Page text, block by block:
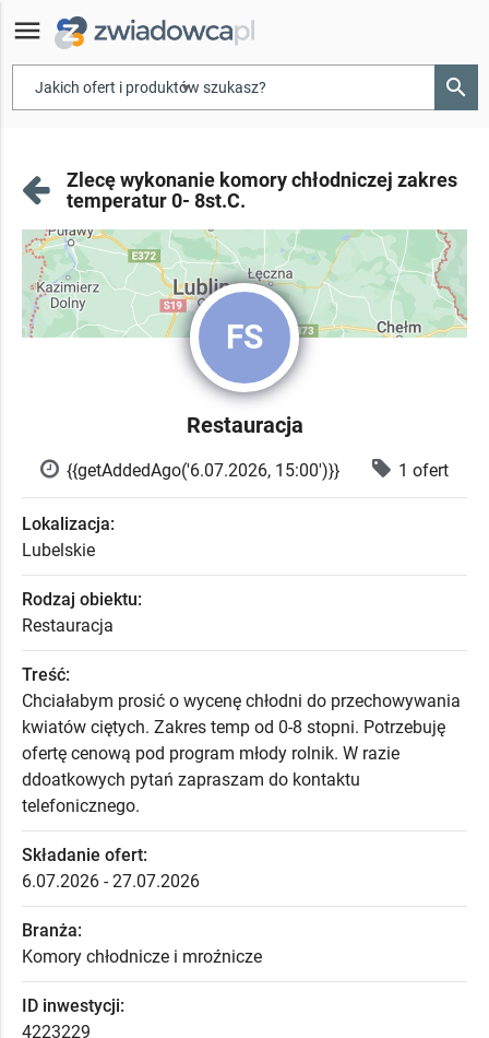
menu
▾ search
Zlecę wykonanie komory chłodniczej zakres
temperatur 0- 8st.C.
FS
Restauracja
{{getAddedAgo('6.07.2026, 15:00')}} 1 ofert
Lokalizacja:
Lubelskie
Rodzaj obiektu:
Restauracja
Treść:
Chciałabym prosić o wycenę chłodni do przechowywania
kwiatów ciętych. Zakres temp od 0-8 stopni. Potrzebuję
ofertę cenową pod program młody rolnik. W razie
ddoatkowych pytań zapraszam do kontaktu
telefonicznego.
Składanie ofert:
6.07.2026 - 27.07.2026
Branża:
Komory chłodnicze i mroźnicze
ID inwestycji:
4223229